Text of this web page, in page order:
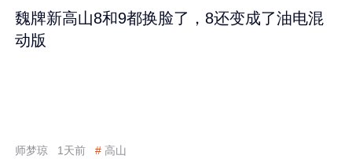
魏牌新高山8和9都换脸了，8还变成了油电混
动版
师梦琼 1天前 # 高山